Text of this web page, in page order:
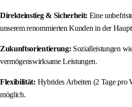
Direkteinstieg & Sicherheit: Eine
unserem renommierten Kunden in der
Zukunftsorientierung: Sozialleistungen
vermögenswirksame Leistungen.
Flexibilität: Hybrides Arbeiten (2 Tage pro
möglich.